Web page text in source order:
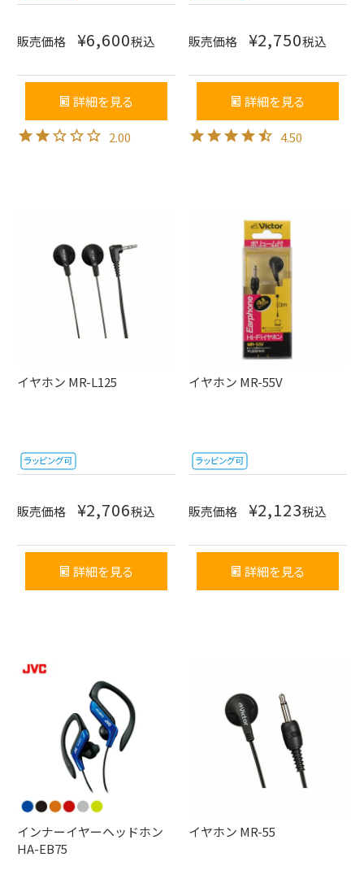
販売価格 ¥6,600税込
詳細を見る
2.00
販売価格 ¥2,750税込
詳細を見る
4.50
イヤホン MR-L125
販売価格 ¥2,706税込
詳細を見る
イヤホン MR-55V
販売価格 ¥2,123税込
詳細を見る
インナーイヤーヘッドホン
HA-EB75
イヤホン MR-55